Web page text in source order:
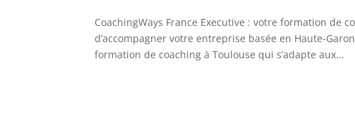
CoachingWays France Executive : votre formation de
d’accompagner votre entreprise basée en Haute-
formation de coaching à Toulouse qui s’adapte aux...